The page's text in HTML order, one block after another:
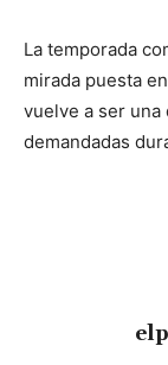
La temporada
mirada puesta
vuelve a ser una
demandadas